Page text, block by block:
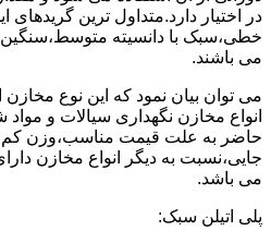
در اختیار دارد.متداول ترین
خطی،سبک با دانسیته
می باشند.
می توان بیان نمود که این نوع
انواع مخازن نگهداری سیالات و
حاضر به علت قیمت مناسب،وزن کم
جایی،نسبت به دیگر انواع مخازن
می باشد.
پلی اتیلن سبک: